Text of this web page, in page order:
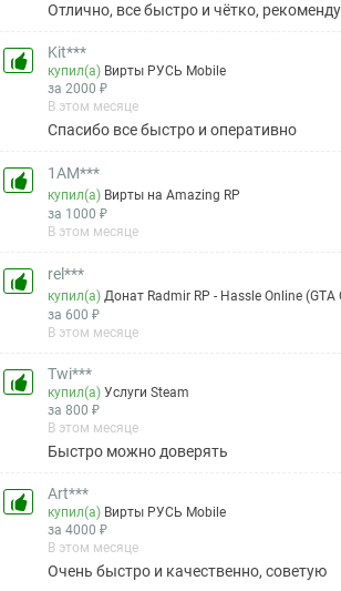
Отлично, все быстро и чётко,
Kit***
купил(а) Вирты РУСЬ Mobile
за 2000 ₽
В этом месяце
Спасибо все быстро и оперативно
1AM***
купил(а) Вирты на Amazing RP
за 1000 ₽
В этом месяце
rel***
купил(а)Донат Radmir RP - Hassle Online (GTA
за 600 ₽
В этом месяце
Twi***
купил(а)Услуги Steam
за 800 ₽
В этом месяце
Быстро можно доверять
Art***
купил(а) Вирты РУСЬ Mobile
за 4000 ₽
В этом месяце
Очень быстро и качественно, советую